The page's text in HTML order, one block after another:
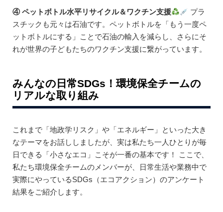
④ ペットボトル水平リサイクル＆ワクチン支援
プラ
スチックも元々は石油です。ペットボトルを「もう一度ペ
ットボトルにする」ことで石油の輸入を減らし、さらにそ
れが世界の子どもたちのワクチン支援に繋がっています。
みんなの日常SDGs！環境保全チームの
リアルな取り組み
これまで「地政学リスク」や「エネルギー」といった大き
なテーマをお話ししましたが、実は私たち一人ひとりが毎
日できる「小さなエコ」こそが一番の基本です！ ここで、
私たち環境保全チームのメンバーが、日常生活や業務中で
実際にやっているSDGs（エコアクション）のアンケート
結果をご紹介します。